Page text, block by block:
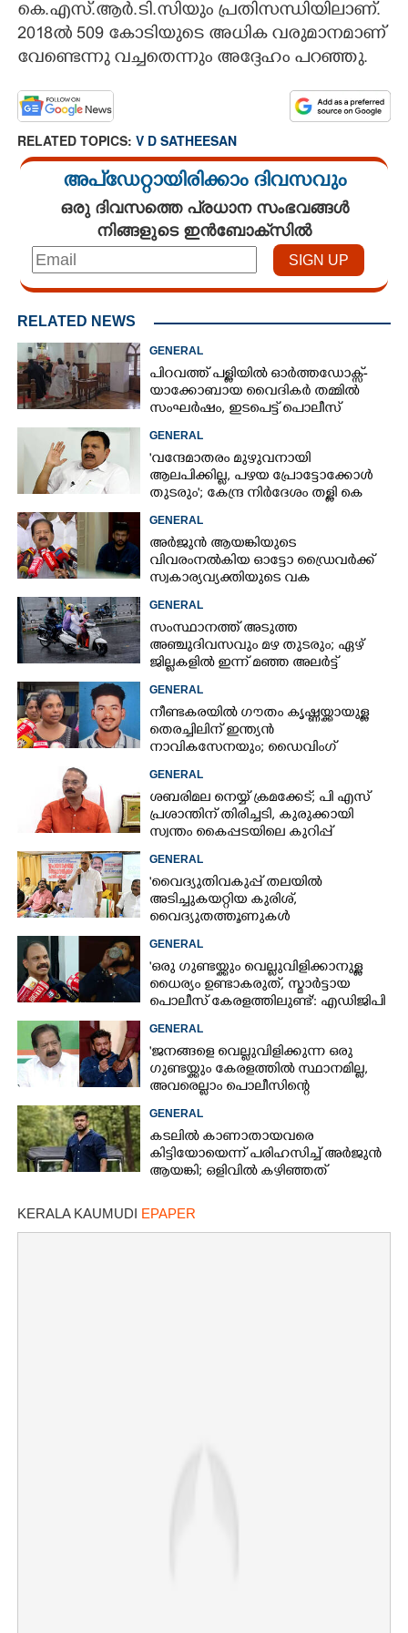
കെ.എസ്.ആർ.ടി.സിയും പ്രതിസന്ധിയിലാണ്.
2018ൽ 509 കോടിയുടെ അധിക വരുമാനമാണ്
വേണ്ടെന്നു വച്ചതെന്നും അദ്ദേഹം പറഞ്ഞു.
RELATED TOPICS: V D SATHEESAN
അപ്ഡേറ്റായിരിക്കാം ദിവസവും
ഒരു ദിവസത്തെ പ്രധാന സംഭവങ്ങൾ
നിങ്ങളുടെ ഇൻബോക്സിൽ
RELATED NEWS
GENERAL
പിറവത്ത് പള്ളിയിൽ ഓർത്തഡോക്സ്-
യാക്കോബായ വൈദികർ തമ്മിൽ
സംഘർഷം, ഇടപെട്ട് പൊലീസ്
GENERAL
'വന്ദേമാതരം മുഴുവനായി
ആലപിക്കില്ല, പഴയ പ്രോട്ടോക്കോൾ
തുടരും'; കേന്ദ്ര നിർദേശം തള്ളി കെ
മുരളീധരൻ
GENERAL
അർജുൻ ആയങ്കിയുടെ
വിവരംനൽകിയ ഓട്ടോ ഡ്രൈവർക്ക്
സ്വകാര്യവ്യക്തിയുടെ വക
പാരിതോഷികം: മന്ത്രി രമേശ്
ചെന്നിത്തല
GENERAL
സംസ്ഥാനത്ത് അടുത്ത
അ‌ഞ്ചുദിവസവും മഴ തുടരും; ഏഴ്
ജില്ലകളിൽ ഇന്ന് മഞ്ഞ അലർട്ട്
GENERAL
നീണ്ടകരയിൽ ഗൗതം കൃഷ്ണയ്ക്കായുള്ള
തെരച്ചിലിന് ഇന്ത്യൻ
നാവികസേനയും; ഡൈവിംഗ്
ആരംഭിച്ചു
GENERAL
ശബരിമല നെയ്യ് ക്രമക്കേട്; പി എസ്
പ്രശാന്തിന് തിരിച്ചടി, കുരുക്കായി
സ്വന്തം കൈപ്പടയിലെ കുറിപ്പ്
GENERAL
'വൈദ്യുതിവകുപ്പ് തലയിൽ
അടിച്ചുകയറ്റിയ കുരിശ്‌,
വൈദ്യുതത്തൂണുകൾ
പൊട്ടിവീണാൽപോലും മന്ത്രിയെ
വിളിക്കുന്ന കാലമാണിത്'
GENERAL
'ഒരു ഗുണ്ടയ്ക്കും വെല്ലുവിളിക്കാനുള്ള
ധൈര്യം ഉണ്ടാകരുത്, സ്മാർട്ടായ
പൊലീസ് കേരളത്തിലുണ്ട്': എഡിജിപി
പി വിജയൻ
GENERAL
'ജനങ്ങളെ വെല്ലുവിളിക്കുന്ന ഒരു
ഗുണ്ടയ്ക്കും കേരളത്തിൽ സ്ഥാനമില്ല,​
അവരെല്ലാം പൊലീസിന്റെ
നിരീക്ഷണത്തിലാണ്'
GENERAL
കടലിൽ കാണാതായവരെ
കിട്ടിയോയെന്ന് പരിഹസിച്ച് അർജുൻ
ആയങ്കി; ഒളിവിൽ കഴിഞ്ഞത്
KERALA KAUMUDI EPAPER